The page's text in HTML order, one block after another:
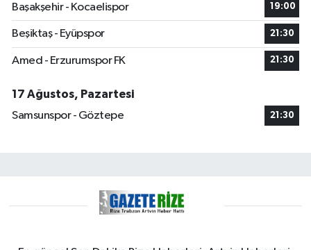
Başakşehir - Kocaelispor
19:00
Beşiktaş - Eyüpspor 21:30
Amed - Erzurumspor FK 21:30
17 Ağustos, Pazartesi
Samsunspor - Göztepe
21:30